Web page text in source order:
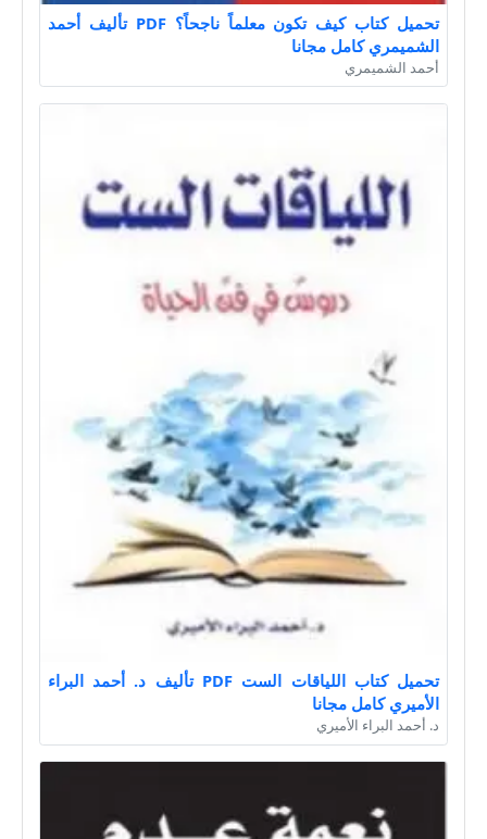
تحميل كتاب كيف تكون معلماً ناجحاً؟ PDF تأليف أحمد
الشميمري كامل مجانا
أحمد الشميمري
تحميل كتاب اللياقات الست PDF تأليف د. أحمد البراء
الأميري كامل مجانا
د. أحمد البراء الأميري